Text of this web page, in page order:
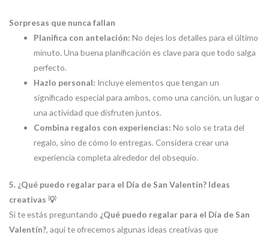
Sorpresas que nunca fallan
Planifica con antelación: No dejes los detalles para el último
minuto. Una buena planificación es clave para que todo salga
perfecto.
Hazlo personal: Incluye elementos que tengan un
significado especial para ambos, como una canción, un lugar o
una actividad que disfruten juntos.
Combina regalos con experiencias: No solo se trata del
regalo, sino de cómo lo entregas. Considera crear una
experiencia completa alrededor del obsequio.
5. ¿Qué puedo regalar para el Día de San Valentín? Ideas
creativas 💡
Si te estás preguntando ¿Qué puedo regalar para el Día de San
Valentín?, aquí te ofrecemos algunas ideas creativas que